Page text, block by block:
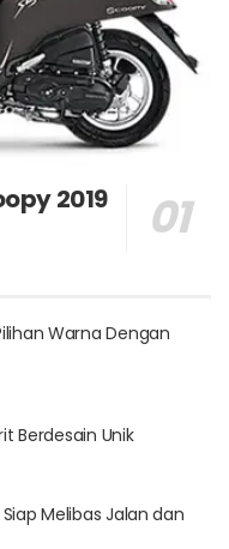
2019
Warna Dengan
Berdesain Unik
Siap Melibas Jalan dan